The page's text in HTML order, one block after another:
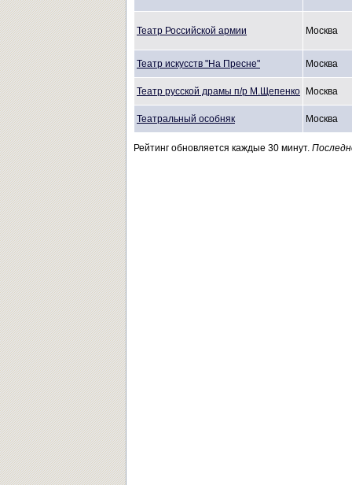
Театр Российской армии Москва
Театр искусств "На Пресне" Москва
Театр русской драмы п/р М.Щепенко Москва
Театральный особняк Москва
Рейтинг обновляется каждые 30 минут.